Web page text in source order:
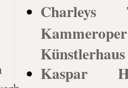
Charleys
Künstlerhaus
Kaspar